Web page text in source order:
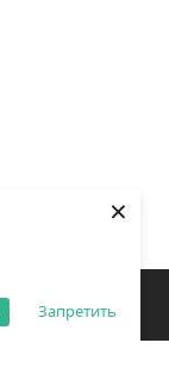
Запретить
×
Открыть меню